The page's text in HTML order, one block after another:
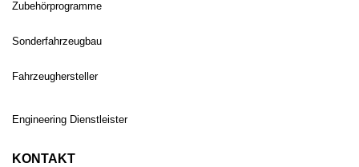
Zubehörprogramme
Sonderfahrzeugbau
Fahrzeughersteller
Engineering Dienstleister
KONTAKT